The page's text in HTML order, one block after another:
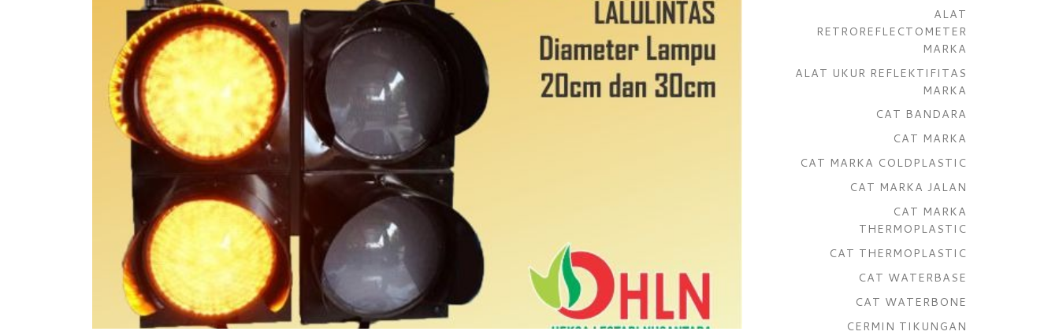
ALAT
RETROREFLECTOMETER
MARKA
ALAT UKUR REFLEKTIFITAS
MARKA
CAT BANDARA
CAT MARKA
CAT MARKA COLDPLASTIC
CAT MARKA JALAN
CAT MARKA
THERMOPLASTIC
CAT THERMOPLASTIC
CAT WATERBASE
CAT WATERBONE
CERMIN TIKUNGAN